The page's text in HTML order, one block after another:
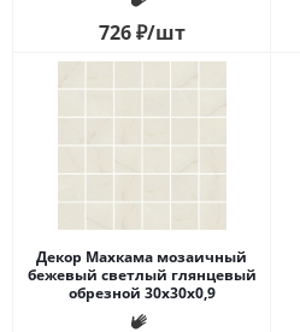
726₽/шт
Декор Махкама мозаичный
бежевый светлый глянцевый
обрезной 30x30x0,9